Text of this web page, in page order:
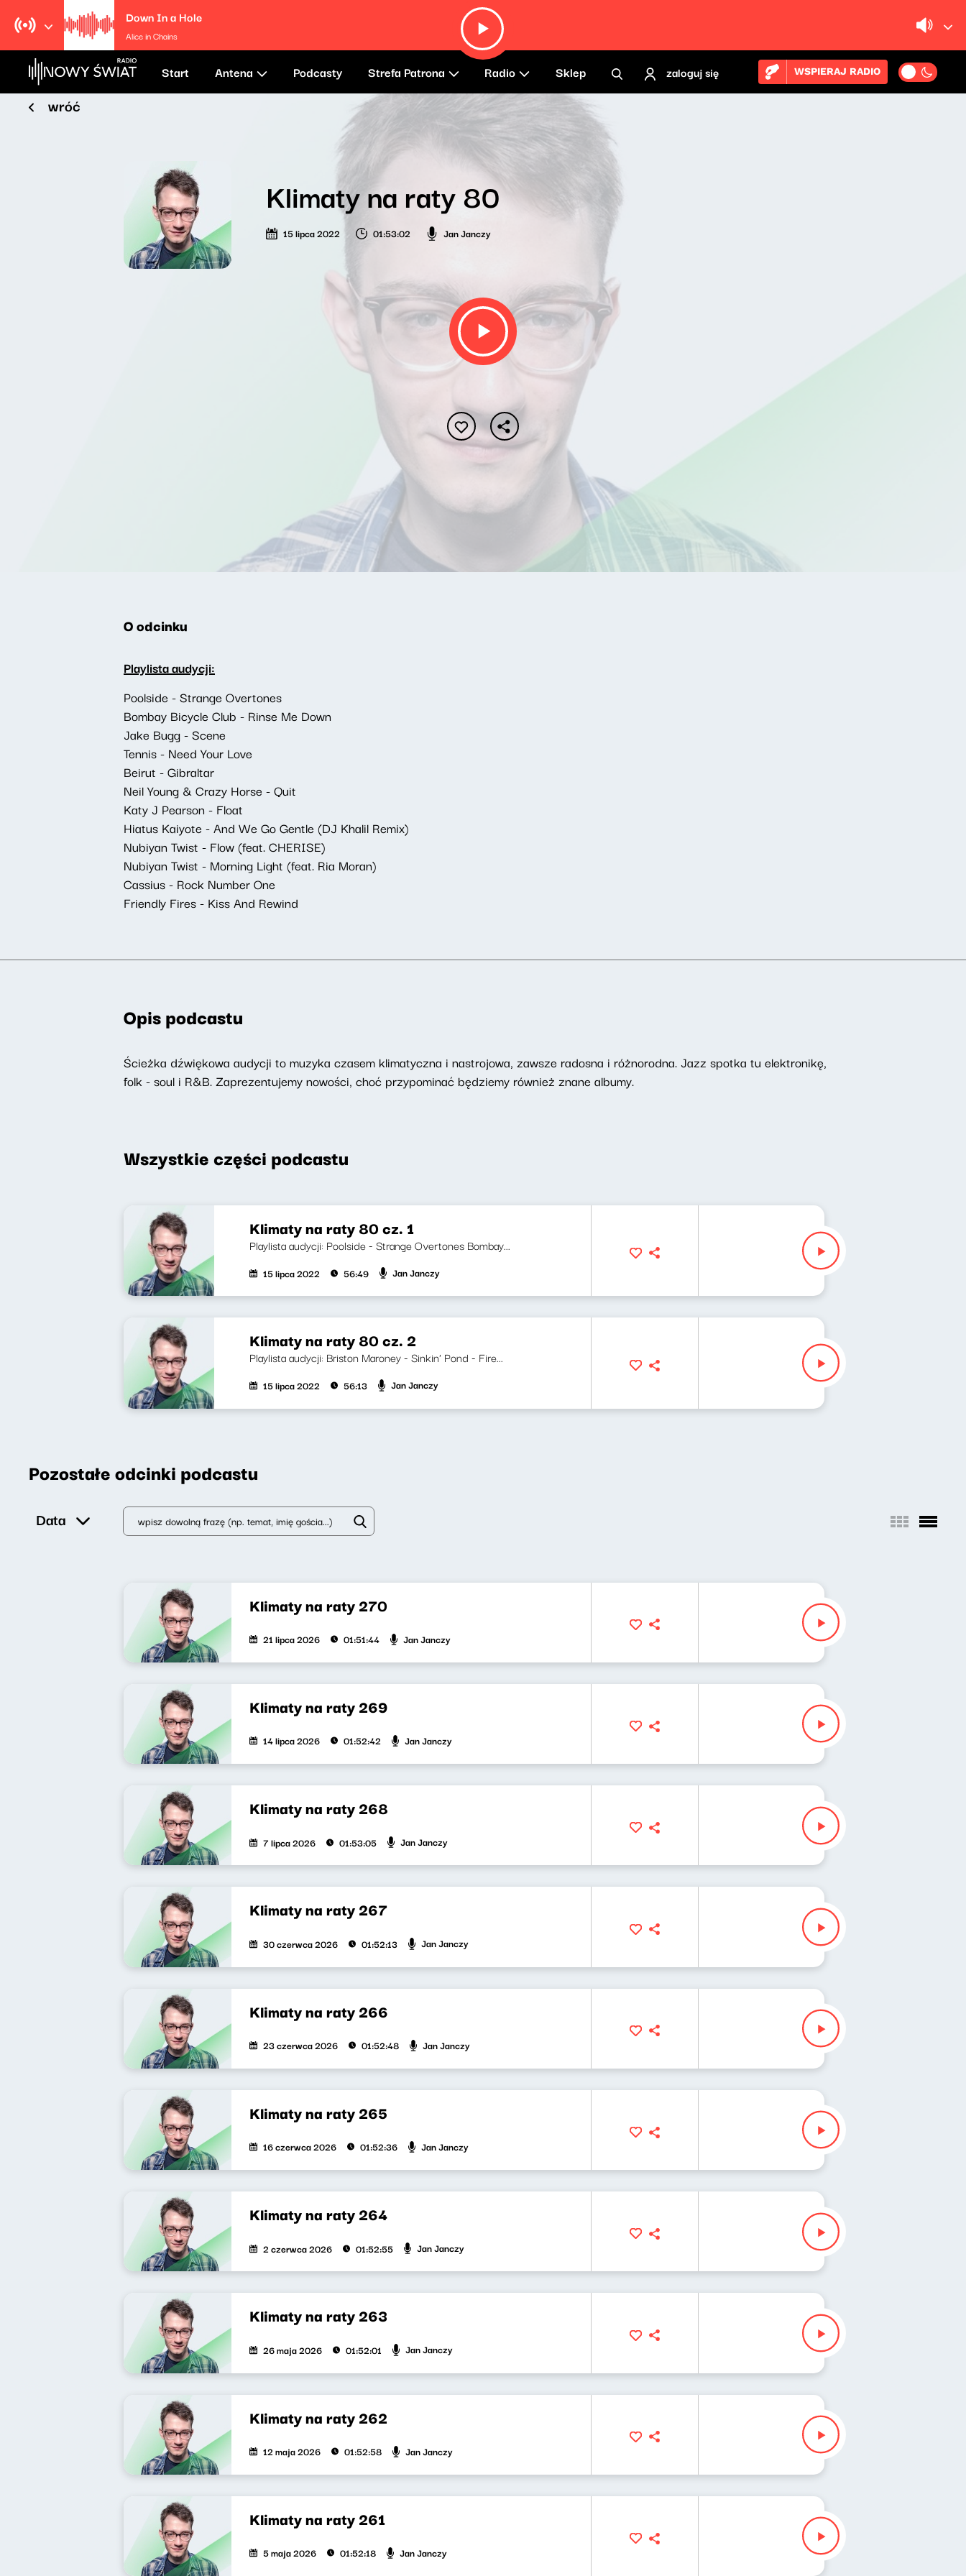
Down In a Hole
Alice in Chains
Start Antena Podcasty Strefa Patrona Radio Sklep zaloguj się WSPIERAJ RADIO
wróć
Klimaty na raty 80
15 lipca 2022 01:53:02 Jan Janczy
O odcinku
Playlista audycji:
Poolside - Strange Overtones
Bombay Bicycle Club - Rinse Me Down
Jake Bugg - Scene
Tennis - Need Your Love
Beirut - Gibraltar
Neil Young & Crazy Horse - Quit
Katy J Pearson - Float
Hiatus Kaiyote - And We Go Gentle (DJ Khalil Remix)
Nubiyan Twist - Flow (feat. CHERISE)
Nubiyan Twist - Morning Light (feat. Ria Moran)
Cassius - Rock Number One
Friendly Fires - Kiss And Rewind
Opis podcastu
Ścieżka dźwiękowa audycji to muzyka czasem klimatyczna i nastrojowa, zawsze radosna i różnorodna. Jazz spotka tu elektronikę,
folk - soul i R&B. Zaprezentujemy nowości, choć przypominać będziemy również znane albumy.
Wszystkie części podcastu
Klimaty na raty 80 cz. 1
Playlista audycji: Poolside - Strange Overtones Bombay...
15 lipca 2022 56:49 Jan Janczy
Klimaty na raty 80 cz. 2
Playlista audycji: Briston Maroney - Sinkin' Pond - Fire...
15 lipca 2022 56:13 Jan Janczy
Pozostałe odcinki podcastu
Data
Klimaty na raty 270
21 lipca 2026 01:51:44 Jan Janczy
Klimaty na raty 269
14 lipca 2026 01:52:42 Jan Janczy
Klimaty na raty 268
7 lipca 2026 01:53:05 Jan Janczy
Klimaty na raty 267
30 czerwca 2026 01:52:13 Jan Janczy
Klimaty na raty 266
23 czerwca 2026 01:52:48 Jan Janczy
Klimaty na raty 265
16 czerwca 2026 01:52:36 Jan Janczy
Klimaty na raty 264
2 czerwca 2026 01:52:55 Jan Janczy
Klimaty na raty 263
26 maja 2026 01:52:01 Jan Janczy
Klimaty na raty 262
12 maja 2026 01:52:58 Jan Janczy
Klimaty na raty 261
5 maja 2026 01:52:18 Jan Janczy